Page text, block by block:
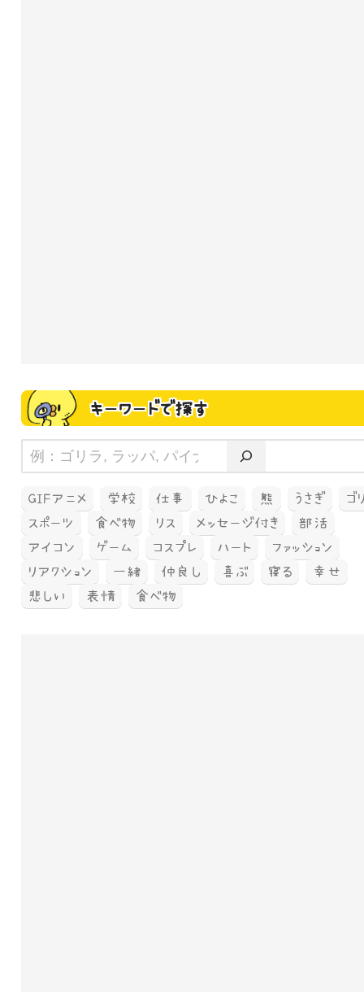
キーワードで探す
GIFアニメ 学校 仕事 ひよこ 熊 うさぎ
ゴ
スポーツ
食べ物 リス メッセージ付き
部活
アイコン
ゲーム コスプレ ハート
ファッション
リアクション
一緒 仲良し 喜ぶ 寝る
幸せ
悲しい
表情 食べ物